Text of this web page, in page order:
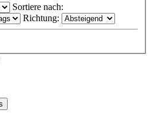
Sortiere nach:
Richtung: